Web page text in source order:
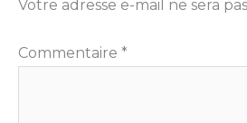
Votre adresse e-mail ne sera
Commentaire *